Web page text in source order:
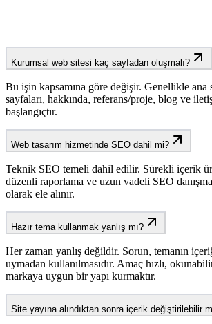
Kurumsal web sitesi kaç sayfadan oluşmalı?
Bu işin kapsamına göre değişir. Genellikle ana
sayfaları, hakkında, referans/proje, blog ve
başlangıçtır.
Web tasarım hizmetinde SEO dahil mi?
Teknik SEO temeli dahil edilir. Sürekli içerik
düzenli raporlama ve uzun vadeli SEO
olarak ele alınır.
Hazır tema kullanmak yanlış mı?
Her zaman yanlış değildir. Sorun, temanın
uymadan kullanılmasıdır. Amaç hızlı,
markaya uygun bir yapı kurmaktır.
Site yayına alındıktan sonra içerik değiştirilebilir